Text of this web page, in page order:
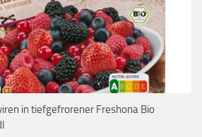
in tiefgefrorener Freshona Bio